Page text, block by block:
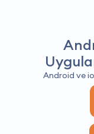
Android ve